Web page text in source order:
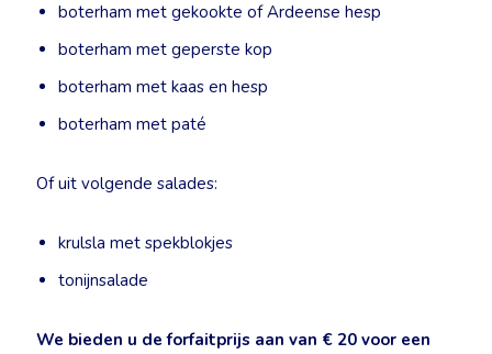
boterham met gekookte of Ardeense hesp
boterham met geperste kop
boterham met kaas en hesp
boterham met paté
Of uit volgende salades:
krulsla met spekblokjes
tonijnsalade
We bieden u de forfaitprijs aan van € 20 voor een